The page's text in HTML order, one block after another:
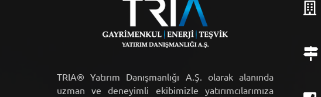
TRIA® Yatırım Danışmanlığı A.Ş. olarak alanında
uzman ve deneyimli ekibimizle yatırımcılarımıza